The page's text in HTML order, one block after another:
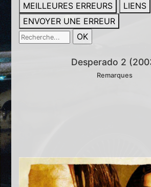
MEILLEURES ERREURS
LIENS
ENVOYER UNE ERREUR
Desperado 2
Remarques